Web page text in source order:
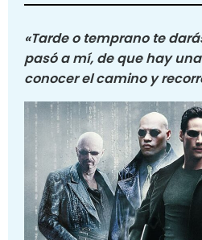
«Tarde o temprano te
pasó a mí, de que hay
conocer el camino y